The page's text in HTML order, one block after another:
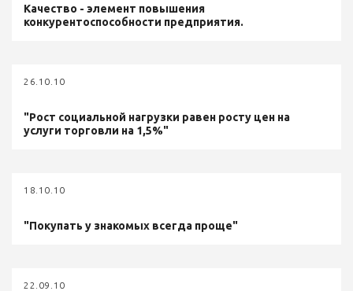
Качество - элемент повышения
конкурентоспособности предприятия.
26.10.10
"Рост социальной нагрузки равен росту цен на
услуги торговли на 1,5%"
18.10.10
"Покупать у знакомых всегда проще"
22.09.10